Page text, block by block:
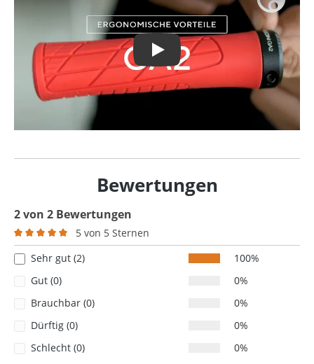
Play
Bewertungen
2 von 2 Bewertungen
Durchschnittliche Bewertung von 5 von 5 Sternen
5 von 5 Sternen
Sehr gut (2)
100%
Gut (0)
0%
Brauchbar (0)
0%
Dürftig (0)
0%
Schlecht (0)
0%